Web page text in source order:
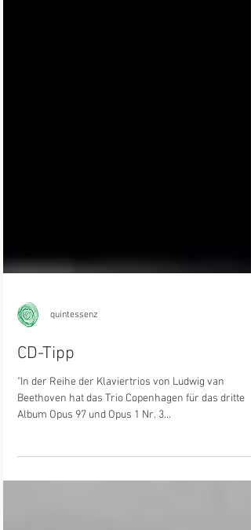
quintessenz
CD-Tipp
"In der Reihe der Klaviertrios von Ludwig van
Album Opus 97 und Opus 1 Nr. 3...